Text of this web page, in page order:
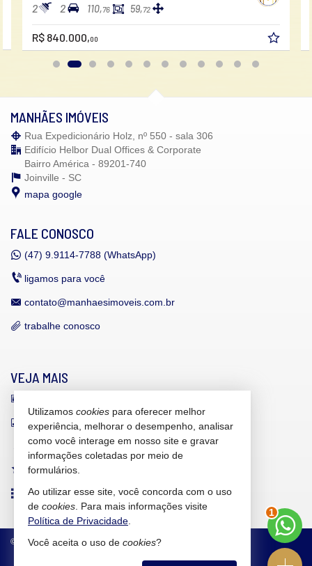
2 2 110,76 59,72
R$ 840.000,00
MANHÃES IMÓVEIS
Rua Expedicionário Holz, nº 550 - sala 306
Edifício Helbor Dual Offices & Corporate
Bairro América - 89201-740
Joinville - SC
mapa google
FALE CONOSCO
(47) 9.9114-7788 (WhatsApp)
ligamos para você
contato@manhaesimoveis.com.br
trabalhe conosco
VEJA MAIS
indicadores financeiros
cadastre seu imóvel
imóveis favoritos
mapa de imóveis
© 2026 CRECI/SC 6.607-J Política de Privacidade
Utilizamos cookies para oferecer melhor
experiência, melhorar o desempenho, analisar
como você interage em nosso site e gravar
informações coletadas por meio de
formulários.
Ao utilizar esse site, você concorda com o uso
de cookies . Para mais informações visite
Política de Privacidade
Você aceita o uso de cookies?